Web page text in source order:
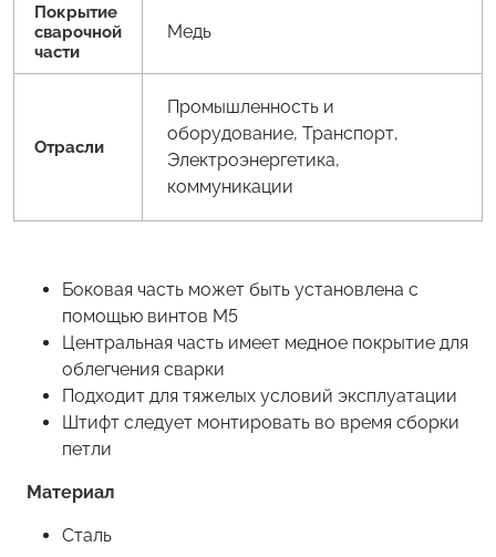
Покрытие
сварочной
части
Медь
Отрасли
Промышленность и
оборудование, Транспорт,
Электроэнергетика,
коммуникации
Боковая часть может быть установлена с
помощью винтов M5
Центральная часть имеет медное покрытие для
облегчения сварки
Подходит для тяжелых условий эксплуатации
Штифт следует монтировать во время сборки
петли
Материал
Сталь